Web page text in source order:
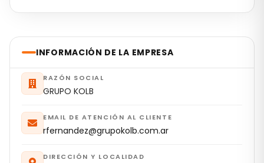
INFORMACIÓN DE LA EMPRESA
RAZÓN SOCIAL
GRUPO KOLB
EMAIL DE ATENCIÓN AL CLIENTE
rfernandez@grupokolb.com.ar
DIRECCIÓN Y LOCALIDAD